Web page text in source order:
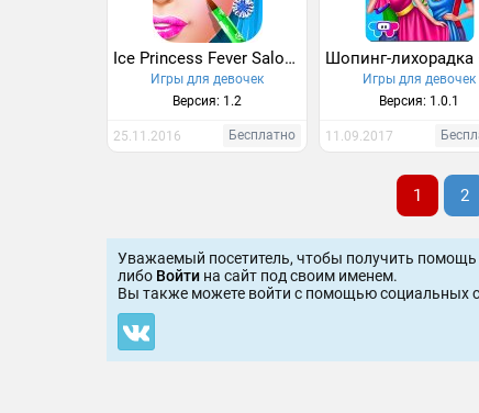
Ice Princess Fever Salon Game
Игры для девочек
Версия: 1.2
25.11.2016 Бесплатно
Игры для девочек
Версия: 1.0.1
11.09.2017
1 2
Уважаемый посетитель, чтобы получить
либо Войти на сайт под своим именем.
Вы также можете войти c помощью социальных